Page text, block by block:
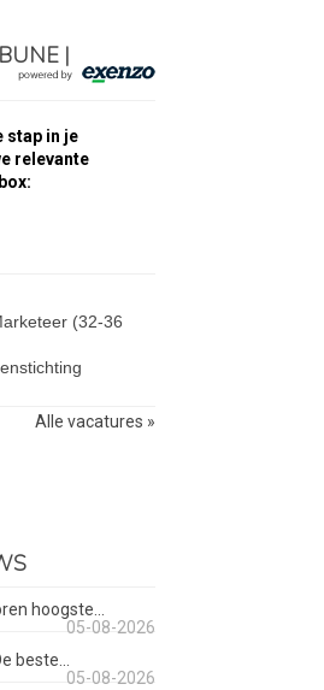
|
stap in je
relevante
(32-36
Alle vacatures »
hoogste...
05-08-2026
beste...
05-08-2026